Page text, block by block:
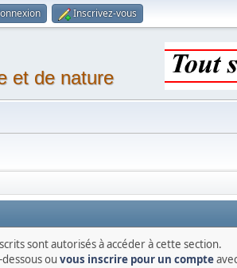
Inscrivez-vous
et de nature
sont autorisés à accéder à cette section.
ou vous inscrire pour un compte